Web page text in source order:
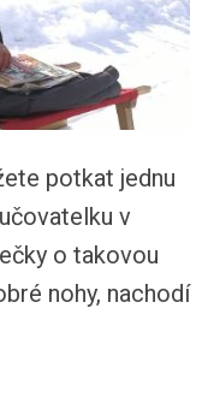
potkat jednu
v
o takovou
nohy, nachodí